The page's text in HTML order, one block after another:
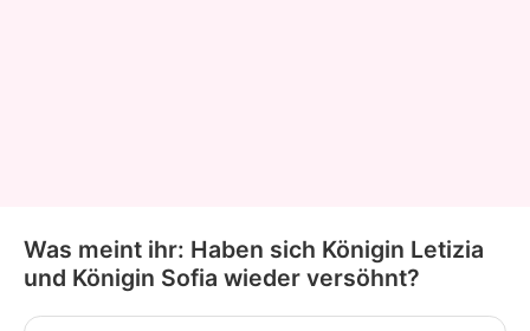
Was meint ihr: Haben sich Königin Letizia
und Königin Sofia wieder versöhnt?